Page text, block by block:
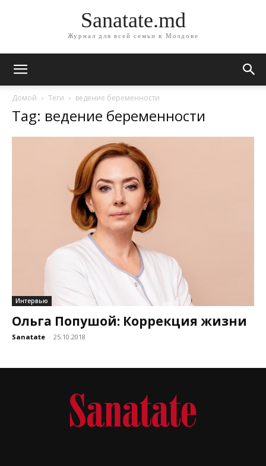
Sanatate.md
Журнал для всей семьи в Молдове
Домой Теги ведение беременности
Tag: ведение беременности
Интервью
Ольга Попушой: Коррекция жизни
Sanatate - 25.10.2018